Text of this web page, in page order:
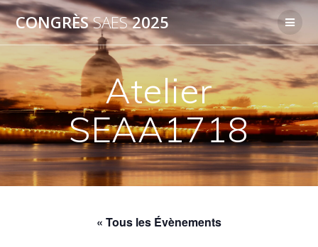
Passer
au
contenu
CONGRÈSSAES2025
Atelier
SEAA1718
« Tous les Évènements